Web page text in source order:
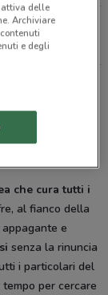
di
la grande
che cura tutti i
al fianco della
e
senza la rinuncia
i particolari del
per cercare
attiva delle
Archiviare
e degli